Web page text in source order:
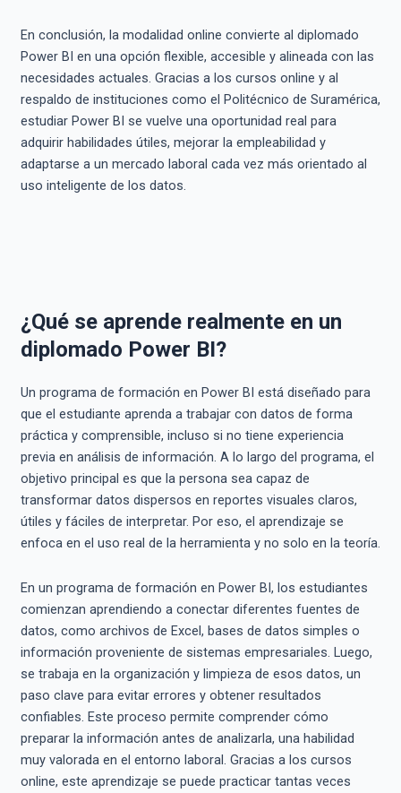
En conclusión, la modalidad online convierte al diplomado
Power BI en una opción flexible, accesible y alineada con las
necesidades actuales. Gracias a los cursos online y al
respaldo de instituciones como el Politécnico de Suramérica,
estudiar Power BI se vuelve una oportunidad real para
adquirir habilidades útiles, mejorar la empleabilidad y
adaptarse a un mercado laboral cada vez más orientado al
uso inteligente de los datos.
¿Qué se aprende realmente en un
diplomado Power BI?
Un programa de formación en Power BI está diseñado para
que el estudiante aprenda a trabajar con datos de forma
práctica y comprensible, incluso si no tiene experiencia
previa en análisis de información. A lo largo del programa, el
objetivo principal es que la persona sea capaz de
transformar datos dispersos en reportes visuales claros,
útiles y fáciles de interpretar. Por eso, el aprendizaje se
enfoca en el uso real de la herramienta y no solo en la teoría.
En un programa de formación en Power BI, los estudiantes
comienzan aprendiendo a conectar diferentes fuentes de
datos, como archivos de Excel, bases de datos simples o
información proveniente de sistemas empresariales. Luego,
se trabaja en la organización y limpieza de esos datos, un
paso clave para evitar errores y obtener resultados
confiables. Este proceso permite comprender cómo
preparar la información antes de analizarla, una habilidad
muy valorada en el entorno laboral. Gracias a los cursos
online, este aprendizaje se puede practicar tantas veces